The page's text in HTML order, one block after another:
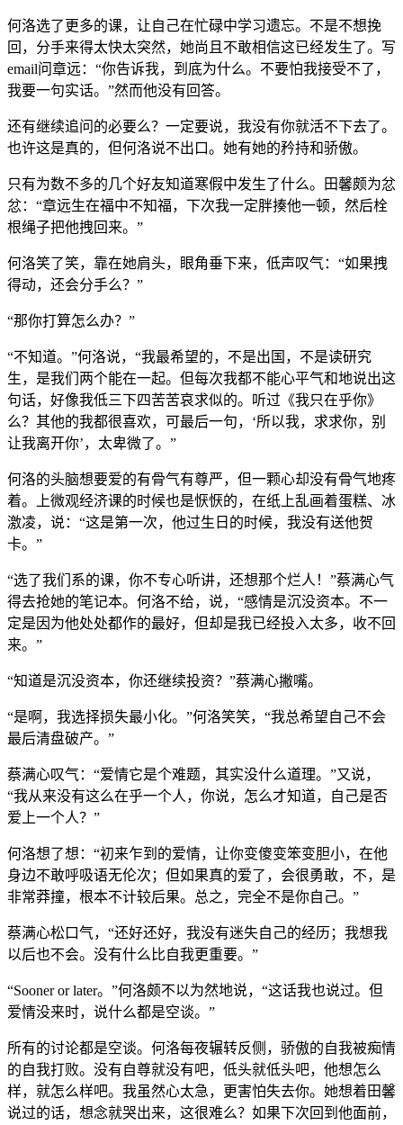
何洛选了更多的课，让自己在忙碌中学习遗忘。不是不想挽
回，分手来得太快太突然，她尚且不敢相信这已经发生了。写
email问章远：“你告诉我，到底为什么。不要怕我接受不了，
我要一句实话。”然而他没有回答。
还有继续追问的必要么？一定要说，我没有你就活不下去了。
也许这是真的，但何洛说不出口。她有她的矜持和骄傲。
只有为数不多的几个好友知道寒假中发生了什么。田馨颇为忿
忿：“章远生在福中不知福，下次我一定胖揍他一顿，然后栓
根绳子把他拽回来。”
何洛笑了笑，靠在她肩头，眼角垂下来，低声叹气：“如果拽
得动，还会分手么？”
“那你打算怎么办？”
“不知道。”何洛说，“我最希望的，不是出国，不是读研究
生，是我们两个能在一起。但每次我都不能心平气和地说出这
句话，好像我低三下四苦苦哀求似的。听过《我只在乎你》
么？其他的我都很喜欢，可最后一句，‘所以我，求求你，别
让我离开你’，太卑微了。”
何洛的头脑想要爱的有骨气有尊严，但一颗心却没有骨气地疼
着。上微观经济课的时候也是恹恹的，在纸上乱画着蛋糕、冰
激凌，说：“这是第一次，他过生日的时候，我没有送他贺
卡。”
“选了我们系的课，你不专心听讲，还想那个烂人！”蔡满心气
得去抢她的笔记本。何洛不给，说，“感情是沉没资本。不一
定是因为他处处都作的最好，但却是我已经投入太多，收不回
来。”
“知道是沉没资本，你还继续投资？”蔡满心撇嘴。
“是啊，我选择损失最小化。”何洛笑笑，“我总希望自己不会
最后清盘破产。”
蔡满心叹气：“爱情它是个难题，其实没什么道理。”又说，
“我从来没有这么在乎一个人，你说，怎么才知道，自己是否
爱上一个人？”
何洛想了想：“初来乍到的爱情，让你变傻变笨变胆小，在他
身边不敢呼吸语无伦次；但如果真的爱了，会很勇敢，不，是
非常莽撞，根本不计较后果。总之，完全不是你自己。”
蔡满心松口气，“还好还好，我没有迷失自己的经历；我想我
以后也不会。没有什么比自我更重要。”
“Sooner or later。”何洛颇不以为然地说，“这话我也说过。但
爱情没来时，说什么都是空谈。”
所有的讨论都是空谈。何洛每夜辗转反侧，骄傲的自我被痴情
的自我打败。没有自尊就没有吧，低头就低头吧，他想怎么
样，就怎么样吧。我虽然心太急，更害怕失去你。她想着田馨
说过的话，想念就哭出来，这很难么？如果下次回到他面前，